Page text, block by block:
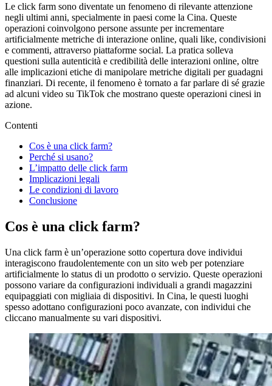
Le click farm sono diventate un fenomeno di rilevante attenzione
negli ultimi anni, specialmente in paesi come la Cina. Queste
operazioni coinvolgono persone assunte per incrementare
artificialmente metriche di interazione online, quali like, condivisioni
e commenti, attraverso piattaforme social. La pratica solleva
questioni sulla autenticità e credibilità delle interazioni online, oltre
alle implicazioni etiche di manipolare metriche digitali per guadagni
finanziari. Di recente, il fenomeno è tornato a far parlare di sé grazie
ad alcuni video su TikTok che mostrano queste operazioni cinesi in
azione.
Contenti
Cos è una click farm?
Perché si usano?
L’impatto delle click farm
Implicazioni legali
Le condizioni di lavoro
Conclusione
Cos è una click farm?
Una click farm è un’operazione sotto copertura dove individui
interagiscono fraudolentemente con un sito web per potenziare
artificialmente lo status di un prodotto o servizio. Queste operazioni
possono variare da configurazioni individuali a grandi magazzini
equipaggiati con migliaia di dispositivi. In Cina, le questi luoghi
spesso adottano configurazioni poco avanzate, con individui che
cliccano manualmente su vari dispositivi.